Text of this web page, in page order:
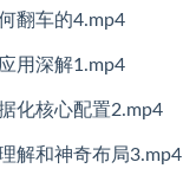
翻车的4.mp4
用深解1.mp4
化核心配置2.mp4
解和神奇布局3.mp4